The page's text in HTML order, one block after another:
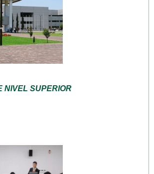
NIVEL SUPERIOR